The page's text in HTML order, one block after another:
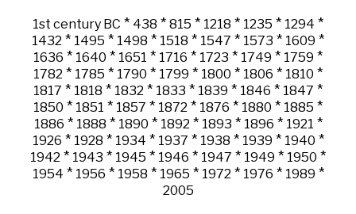
1st century BC * 438 * 815 * 1218 * 1235 * 1294 *
1432 * 1495 * 1498 * 1518 * 1547 * 1573 * 1609 *
1636 * 1640 * 1651 * 1716 * 1723 * 1749 * 1759 *
1782 * 1785 * 1790 * 1799 * 1800 * 1806 * 1810 *
1817 * 1818 * 1832 * 1833 * 1839 * 1846 * 1847 *
1850 * 1851 * 1857 * 1872 * 1876 * 1880 * 1885 *
1886 * 1888 * 1890 * 1892 * 1893 * 1896 * 1921 *
1926 * 1928 * 1934 * 1937 * 1938 * 1939 * 1940 *
1942 * 1943 * 1945 * 1946 * 1947 * 1949 * 1950 *
1954 * 1956 * 1958 * 1965 * 1972 * 1976 * 1989 *
2005